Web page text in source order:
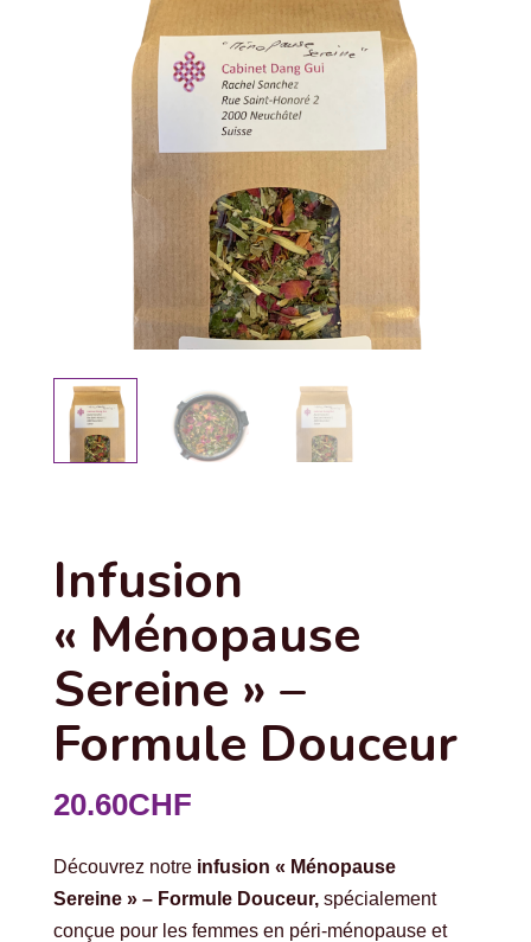
Infusion
« Ménopause
Sereine » –
Formule Douceur
20.60CHF
Découvrez notreinfusion « Ménopause
Sereine » – Formule Douceur,spécialement
conçue pour les femmes en péri-ménopause et